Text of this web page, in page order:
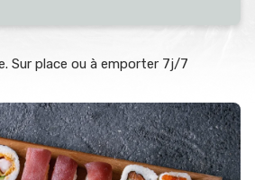
Sur place ou à emporter 7j/7